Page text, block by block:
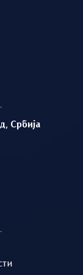
Србија